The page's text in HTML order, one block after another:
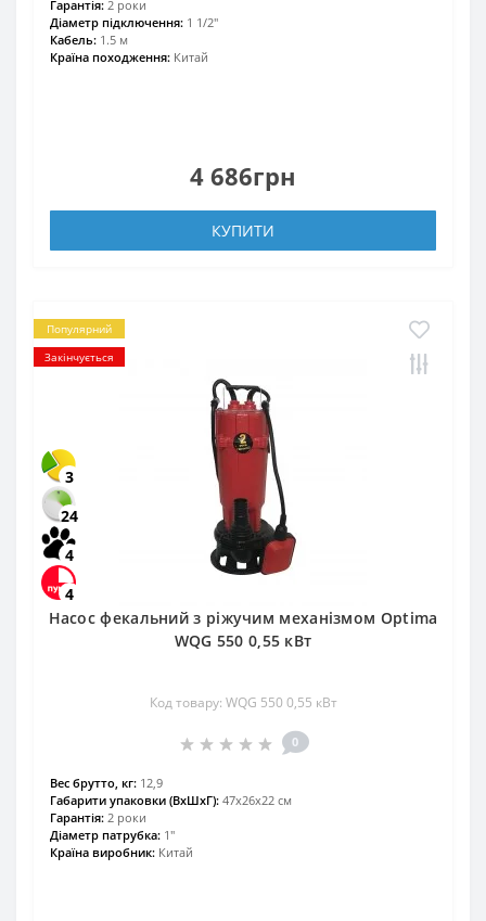
Гарантія: 2 роки
Діаметр підключення: 1 1/2"
Кабель: 1.5 м
Країна походження: Китай
4 686грн
КУПИТИ
Популярний
Закінчується
3
24
4
4
Насос фекальний з ріжучим механізмом Optima
WQG 550 0,55 кВт
Код товару: WQG 550 0,55 кВт
0
Вес брутто, кг: 12,9
Габарити упаковки (ВхШхГ): 47х26х22 см
Гарантія: 2 роки
Діаметр патрубка: 1″
Країна виробник: Китай